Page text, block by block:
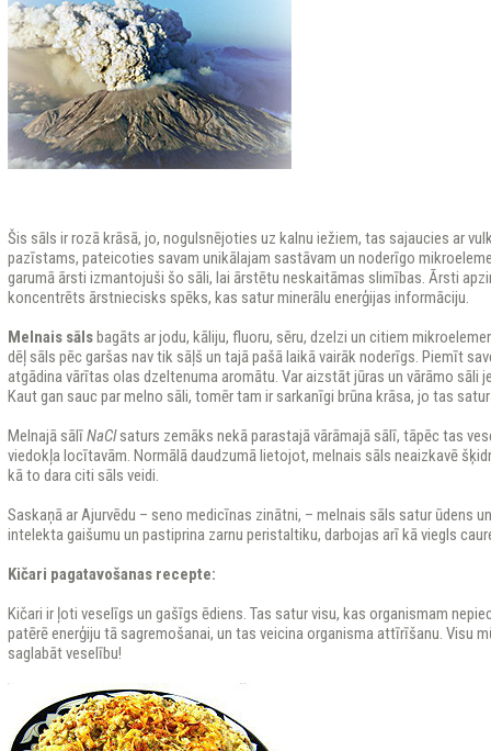
Šis sāls ir rozā krāsā, jo, nogulsnējoties uz kalnu iežiem, tas sajaucies ar
pazīstams, pateicoties savam unikālajam sastāvam un noderīgo
garumā ārsti izmantojuši šo sāli, lai ārstētu neskaitāmas slimības. Ārsti
koncentrēts ārstniecisks spēks, kas satur minerālu enerģijas informāciju.
Melnais sālsbagāts ar jodu, kāliju, fluoru, sēru, dzelzi un citiem
dēļ sāls pēc garšas nav tik sāļš un tajā pašā laikā vairāk noderīgs. Piemīt
atgādina vārītas olas dzeltenuma aromātu. Var aizstāt jūras un vārāmo sāli
Kaut gan sauc par melno sāli, tomēr tam ir sarkanīgi brūna krāsa, jo tas
Melnajā sālīNaClsaturs zemāks nekā parastajā vārāmajā sālī, tāpēc tas
viedokļa locītavām. Normālā daudzumā lietojot, melnais sāls neaizkavē
kā to dara citi sāls veidi.
Saskaņā ar Ajurvēdu – seno medicīnas zinātni, – melnais sāls satur ūdens
intelekta gaišumu un pastiprina zarnu peristaltiku, darbojas arī kā viegls
Kičari pagatavošanas recepte:
Kičari ir ļoti veselīgs un gašīgs ēdiens. Tas satur visu, kas organismam
patērē enerģiju tā sagremošanai, un tas veicina organisma attīrīšanu. Visu
saglabāt veselību!